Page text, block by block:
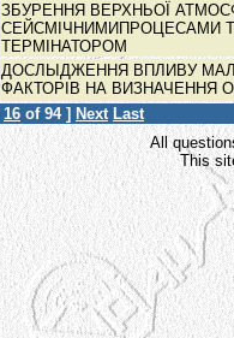
ЗБУРЕННЯ ВЕРХНЬОЇ
СЕЙСМІЧНИМИПРОЦЕСАМИ
ТЕРМІНАТОРОМ
ДОСЛЫДЖЕННЯ ВПЛИВУ
ФАКТОРІВ НА ВИЗНАЧЕННЯ
16 of 94 ] Next Last
All
This